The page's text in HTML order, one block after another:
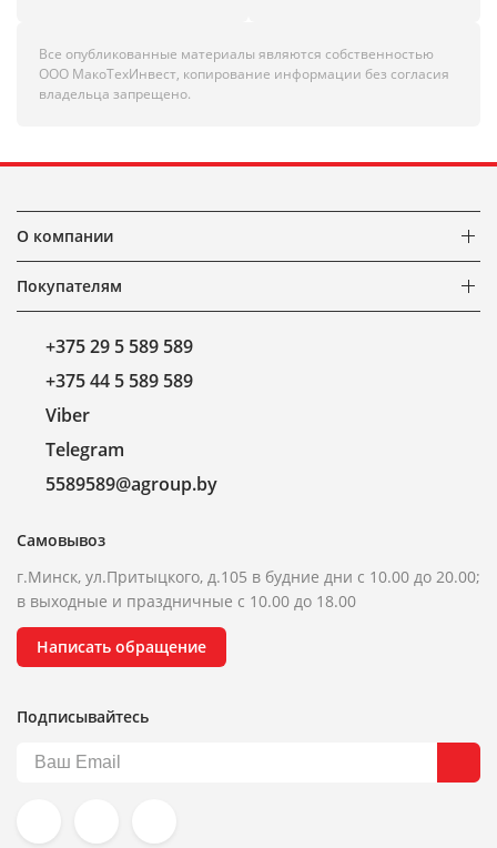
Все опубликованные материалы являются собственностью
ООО МакоТехИнвест, копирование информации без согласия
владельца запрещено.
О компании
Покупателям
+375 29 5 589 589
+375 44 5 589 589
Viber
Telegram
5589589@agroup.by
Самовывоз
г.Минск, ул.Притыцкого, д.105 в будние дни с 10.00 до 20.00;
в выходные и праздничные с 10.00 до 18.00
Написать обращение
Подписывайтесь